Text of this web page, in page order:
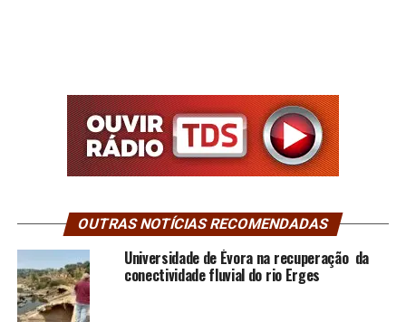
OUTRAS NOTÍCIAS RECOMENDADAS
Universidade de Évora na recuperação da
conectividade fluvial do rio Erges